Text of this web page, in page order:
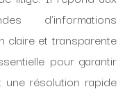
d’informations
claire et transparente
pour garantir
résolution rapide